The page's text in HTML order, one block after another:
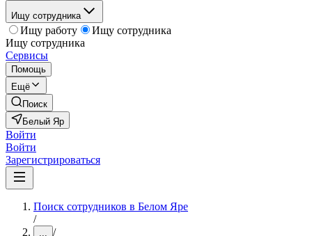
Ищу сотрудника
Ищу работу
Ищу сотрудника
Ищу сотрудника
Сервисы
Помощь
Ещё
Поиск
Белый Яр
Войти
Войти
Зарегистрироваться
Поиск сотрудников в Белом Яре
/
... /